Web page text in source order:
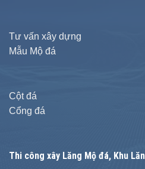
Tư vấn xây dựng
Mẫu Mộ đá
Cột đá
Cổng đá
Thi công xây Lăng Mộ đá, Khu